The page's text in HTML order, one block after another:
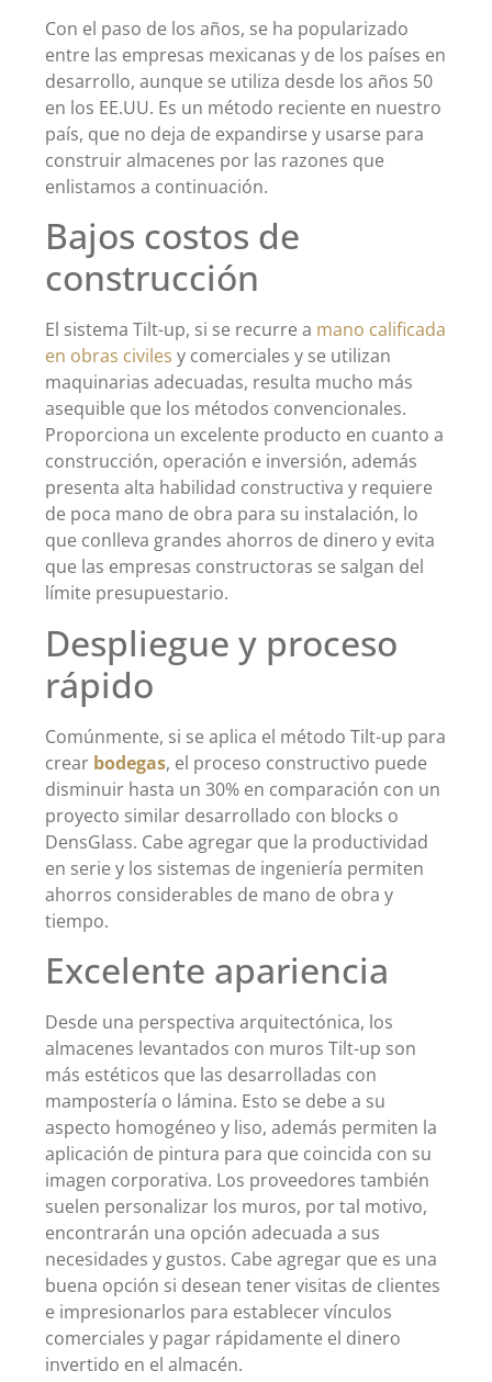
Con el paso de los años, se ha popularizado
entre las empresas mexicanas y de los países en
desarrollo, aunque se utiliza desde los años 50
en los EE.UU. Es un método reciente en nuestro
país, que no deja de expandirse y usarse para
construir almacenes por las razones que
enlistamos a continuación.
Bajos costos de
construcción
El sistema Tilt-up, si se recurre a mano calificada
en obras civiles y comerciales y se utilizan
maquinarias adecuadas, resulta mucho más
asequible que los métodos convencionales.
Proporciona un excelente producto en cuanto a
construcción, operación e inversión, además
presenta alta habilidad constructiva y requiere
de poca mano de obra para su instalación, lo
que conlleva grandes ahorros de dinero y evita
que las empresas constructoras se salgan del
límite presupuestario.
Despliegue y proceso
rápido
Comúnmente, si se aplica el método Tilt-up para
crear bodegas, el proceso constructivo puede
disminuir hasta un 30% en comparación con un
proyecto similar desarrollado con blocks o
DensGlass. Cabe agregar que la productividad
en serie y los sistemas de ingeniería permiten
ahorros considerables de mano de obra y
tiempo.
Excelente apariencia
Desde una perspectiva arquitectónica, los
almacenes levantados con muros Tilt-up son
más estéticos que las desarrolladas con
mampostería o lámina. Esto se debe a su
aspecto homogéneo y liso, además permiten la
aplicación de pintura para que coincida con su
imagen corporativa. Los proveedores también
suelen personalizar los muros, por tal motivo,
encontrarán una opción adecuada a sus
necesidades y gustos. Cabe agregar que es una
buena opción si desean tener visitas de clientes
e impresionarlos para establecer vínculos
comerciales y pagar rápidamente el dinero
invertido en el almacén.